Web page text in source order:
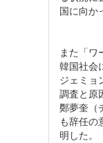
国に向か
また「ワ
韓国社会
ジェミョ
調査と原
鄭夢奎（
も辞任の
明した。